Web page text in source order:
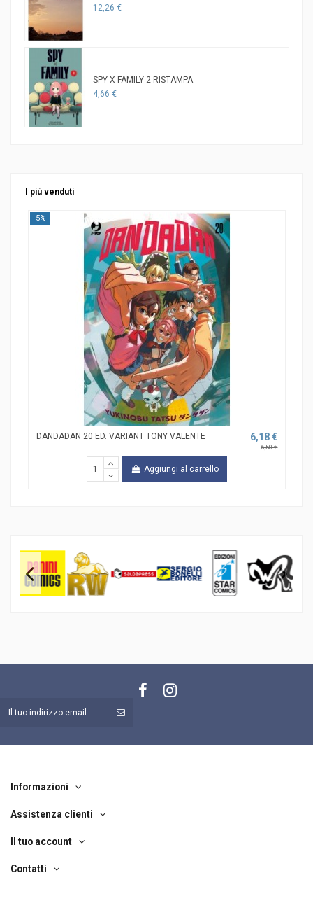
12,26 €
SPY X FAMILY 2 RISTAMPA
4,66 €
I più venduti
-5%
DANDADAN 20 ED. VARIANT TONY VALENTE 6,18 €
6,50 €
Aggiungi al carrello
Informazioni
Assistenza clienti
Il tuo account
Contatti